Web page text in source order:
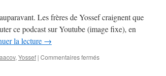
Les frères de Yossef craignent que
ce podcast sur Youtube (image fixe), en
la lecture →
, Yossef | Commentaires ferméssur